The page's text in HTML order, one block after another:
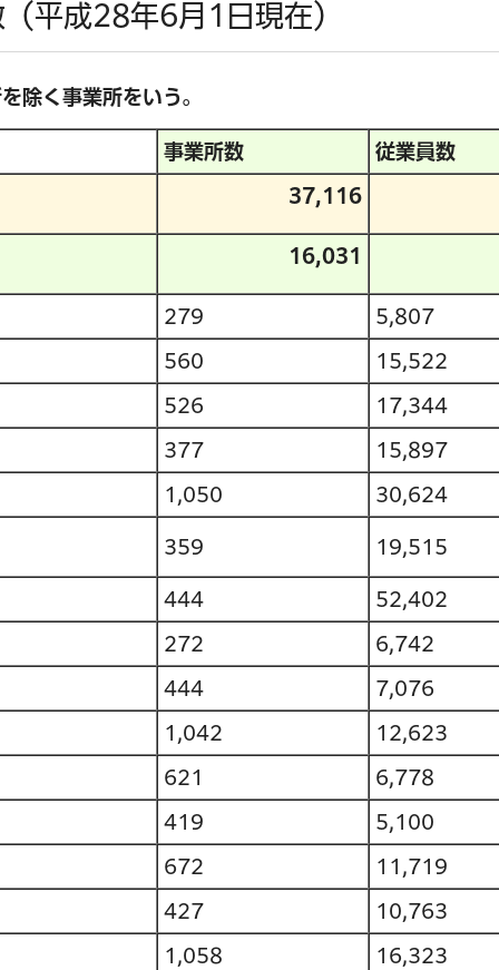
平成28年6月1日現在）
除く事業所をいう。
事業所数 従業員数
37,116
16,031
279 5,807
560 15,522
526 17,344
377 15,897
1,050 30,624
359 19,515
444 52,402
272 6,742
444 7,076
1,042 12,623
621 6,778
419 5,100
672 11,719
427 10,763
1,058 16,323